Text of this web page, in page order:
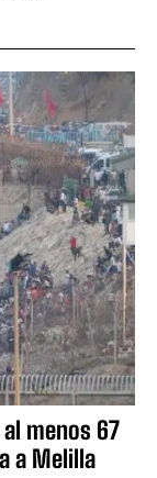
menos 67
a Melilla